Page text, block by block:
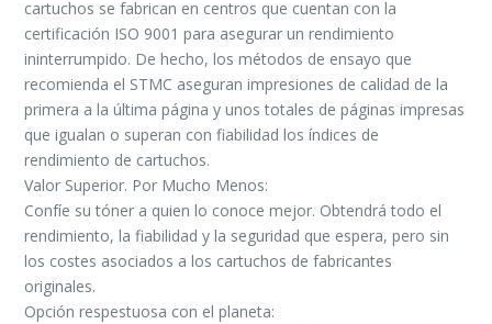
cartuchos se fabrican en centros que cuentan con la
certificación ISO 9001 para asegurar un rendimiento
ininterrumpido. De hecho, los métodos de ensayo que
recomienda el STMC aseguran impresiones de calidad de la
primera a la última página y unos totales de páginas impresas
que igualan o superan con fiabilidad los índices de
rendimiento de cartuchos.
Valor Superior. Por Mucho Menos:
Confíe su tóner a quien lo conoce mejor. Obtendrá todo el
rendimiento, la fiabilidad y la seguridad que espera, pero sin
los costes asociados a los cartuchos de fabricantes
originales.
Opción respestuosa con el planeta: